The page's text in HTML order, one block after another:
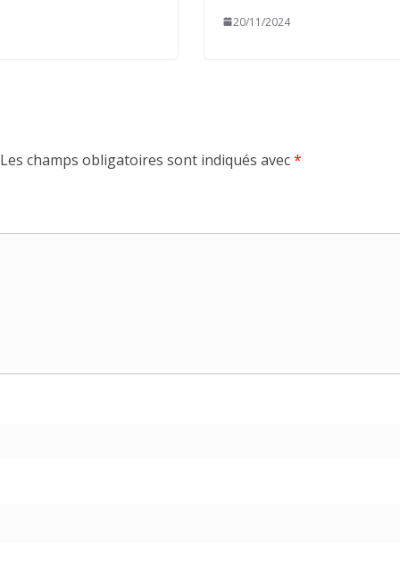
20/11/2024
Les champs obligatoires sont indiqués avec*